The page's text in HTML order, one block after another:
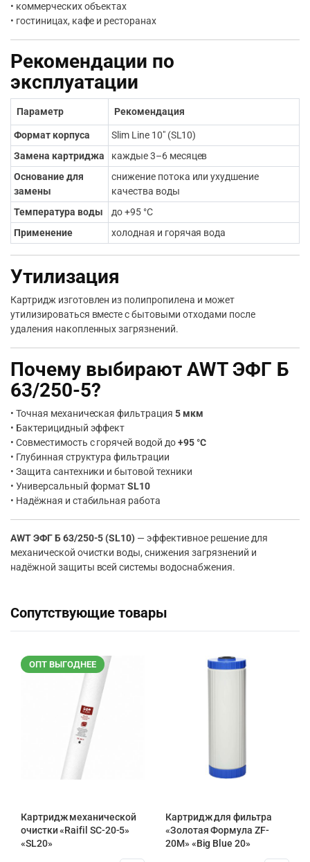
• коммерческих объектах
• гостиницах, кафе и ресторанах
Рекомендации по
эксплуатации
Параметр Рекомендация
Формат корпуса
Slim Line 10″ (SL10)
Замена картриджа
каждые 3–6 месяцев
Основание для
замены
снижение потока или ухудшение
качества воды
Температура воды
до +95 °C
Применение
холодная и горячая вода
Утилизация
Картридж изготовлен из полипропилена и может
утилизироваться вместе с бытовыми отходами после
удаления накопленных загрязнений.
Почему выбирают AWT ЭФГ Б
63/250-5?
• Точная механическая фильтрация5 мкм
• Бактерицидный эффект
• Совместимость с горячей водой до+95 °C
• Глубинная структура фильтрации
• Защита сантехники и бытовой техники
• Универсальный форматSL10
• Надёжная и стабильная работа
AWT ЭФГ Б 63/250-5 (SL10) — эффективное решение для
механической очистки воды, снижения загрязнений и
надёжной защиты всей системы водоснабжения.
Сопутствующие товары
ОПТ ВЫГОДНЕЕ
Картридж механической
очистки «Raifil SC-20-5»
«SL20»
Картридж для фильтра
«Золотая Формула ZF-
20М» «Big Blue 20»